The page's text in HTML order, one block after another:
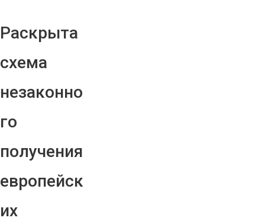
Раскрыта
схема
незаконно
го
получения
европейск
их